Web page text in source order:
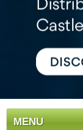
MENU